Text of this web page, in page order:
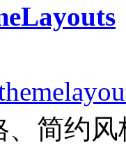
、简约风